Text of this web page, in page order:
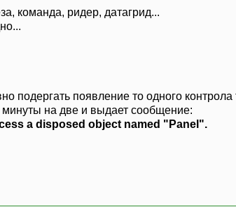
команда, ридер, датагрид...
подергать появление то одного
на две и выдает сообщение:
a disposed object named "Panel".